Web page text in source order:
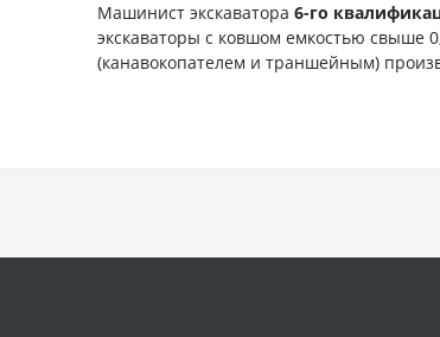
Машинист экскаватора6-го
экскаваторы с ковшом емкостью свыше
(канавокопателем и траншейным)